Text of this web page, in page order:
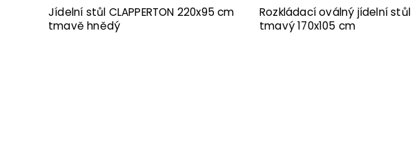
Jídelní stůl CLAPPERTON 220x95 cm
tmavě hnědý
Rozkládací oválný jídelní stůl
tmavý 170x105 cm